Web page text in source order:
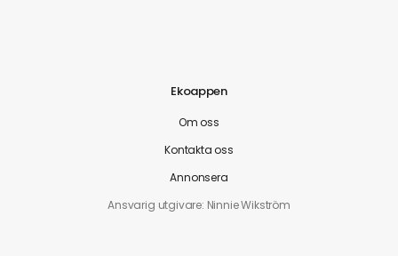
Ekoappen
Om oss
Kontakta oss
Annonsera
Ansvarig utgivare: Ninnie Wikström